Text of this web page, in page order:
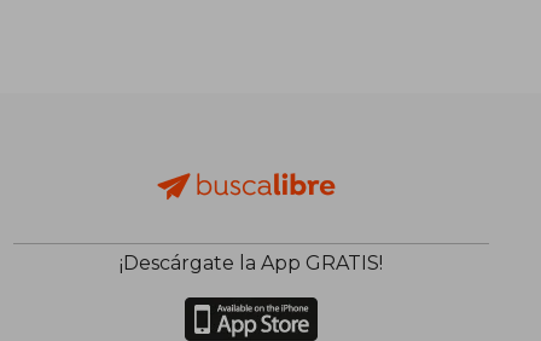
¡Descárgate la App GRATIS!